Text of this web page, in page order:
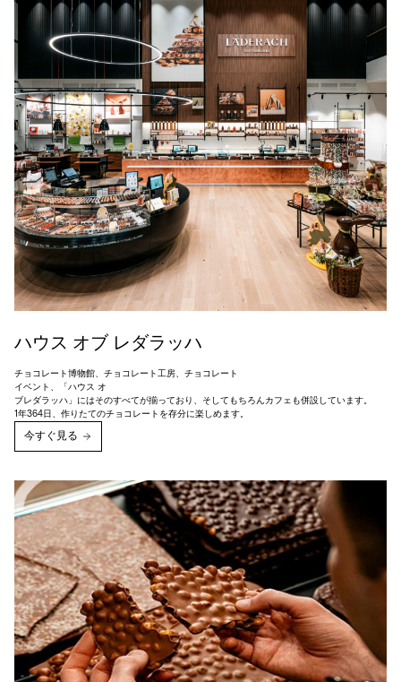
ハウス オブ レダラッハ
チョコレート博物館、チョコレート工房、チョコレート
イベント、「ハウス オ
ブレダラッハ」にはそのすべてが揃っており、そしてもちろんカフェも併設しています。
今すぐ見る